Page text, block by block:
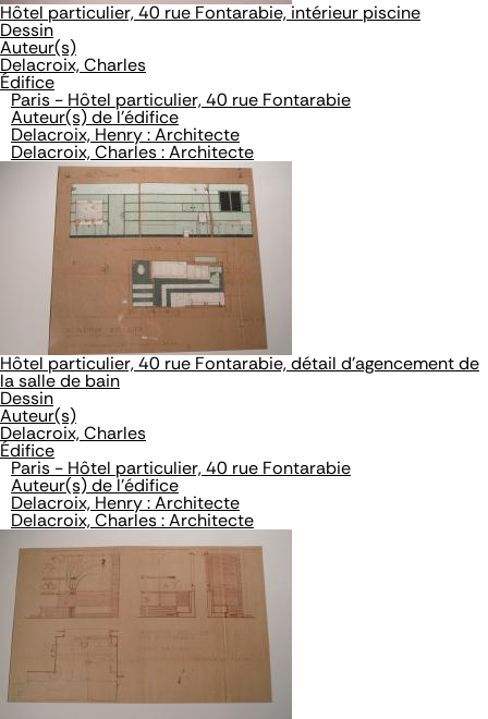
Hôtel particulier, 40 rue Fontarabie, intérieur piscine
Dessin
Auteur(s)
Delacroix, Charles
Édifice
Paris - Hôtel particulier, 40 rue Fontarabie
Auteur(s) de l'édifice
Delacroix, Henry : Architecte
Delacroix, Charles : Architecte
Hôtel particulier, 40 rue Fontarabie, détail d'agencement de
la salle de bain
Dessin
Auteur(s)
Delacroix, Charles
Édifice
Paris - Hôtel particulier, 40 rue Fontarabie
Auteur(s) de l'édifice
Delacroix, Henry : Architecte
Delacroix, Charles : Architecte